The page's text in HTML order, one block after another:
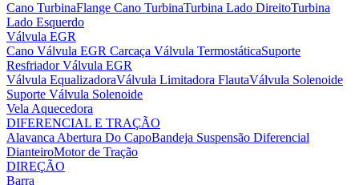
Cano TurbinaFlange Cano TurbinaTurbina Lado DireitoTurbina
Lado Esquerdo
Válvula EGR
Cano Válvula EGR Carcaça Válvula TermostáticaSuporte
Resfriador Válvula EGR
Válvula EqualizadoraVálvula Limitadora FlautaVálvula Solenoide
Suporte Válvula Solenoide
Vela Aquecedora
DIFERENCIAL E TRAÇÃO
Alavanca Abertura Do CapoBandeja Suspensão Diferencial
DianteiroMotor de Tração
DIREÇÃO
Barra